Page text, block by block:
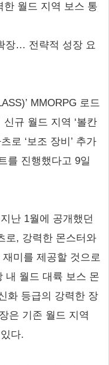
한 월드 지역 보스 통
장… 전략적 성장 요
MMORPG 로드
규 월드 지역 ‘볼칸
로 ‘보조 장비’ 추가
를 진행했다고 9일
난 1월에 공개했던
로, 강력한 몬스터와
미를 제공할 것으로
내 월드 대륙 보스 몬
화 등급의 강력한 장
은 기존 월드 지역
다.